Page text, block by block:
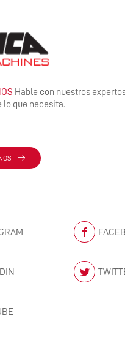
Hable con nuestros
lo que necesita.